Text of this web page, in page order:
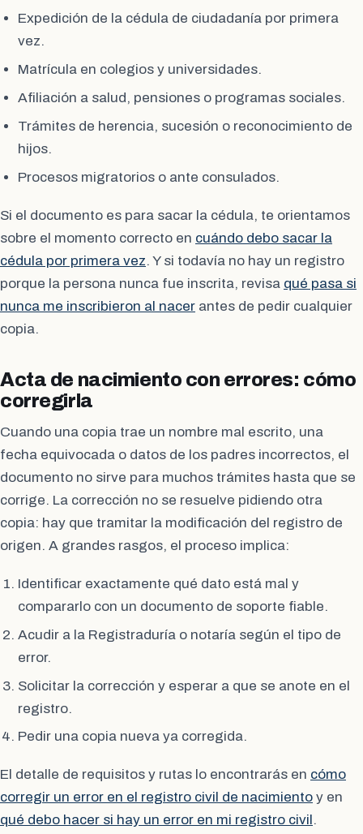
Expedición de la cédula de ciudadanía por primera
vez.
Matrícula en colegios y universidades.
Afiliación a salud, pensiones o programas sociales.
Trámites de herencia, sucesión o reconocimiento de
hijos.
Procesos migratorios o ante consulados.
Si el documento es para sacar la cédula, te orientamos
sobre el momento correcto en cuándo debo sacar la
cédula por primera vez. Y si todavía no hay un registro
porque la persona nunca fue inscrita, revisa qué pasa si
nunca me inscribieron al nacer antes de pedir cualquier
copia.
Acta de nacimiento con errores: cómo
corregirla
Cuando una copia trae un nombre mal escrito, una
fecha equivocada o datos de los padres incorrectos, el
documento no sirve para muchos trámites hasta que se
corrige. La corrección no se resuelve pidiendo otra
copia: hay que tramitar la modificación del registro de
origen. A grandes rasgos, el proceso implica:
Identificar exactamente qué dato está mal y
compararlo con un documento de soporte fiable.
Acudir a la Registraduría o notaría según el tipo de
error.
Solicitar la corrección y esperar a que se anote en el
registro.
Pedir una copia nueva ya corregida.
El detalle de requisitos y rutas lo encontrarás en cómo
corregir un error en el registro civil de nacimiento y en
qué debo hacer si hay un error en mi registro civil .